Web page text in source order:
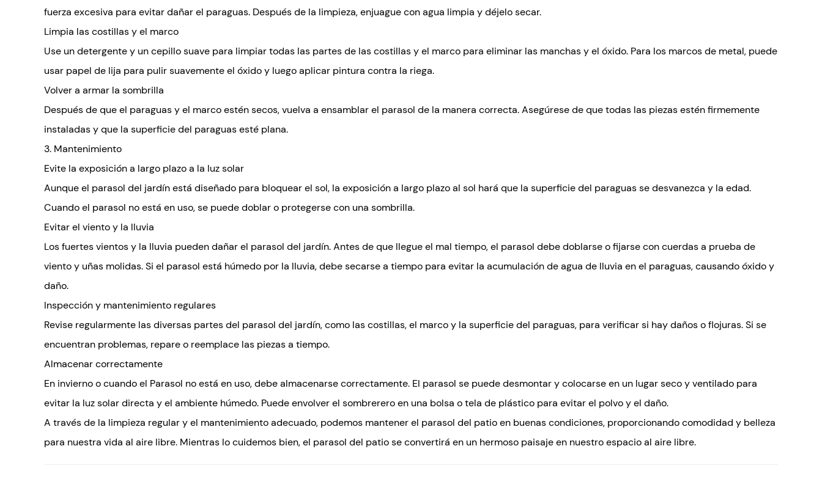
fuerza excesiva para evitar dañar el paraguas. Después de la limpieza, enjuague con agua limpia y déjelo secar.
Limpia las costillas y el marco
Use un detergente y un cepillo suave para limpiar todas las partes de las costillas y el marco para eliminar las manchas y el óxido. Para los marcos de metal, puede
usar papel de lija para pulir suavemente el óxido y luego aplicar pintura contra la riega.
Volver a armar la sombrilla
Después de que el paraguas y el marco estén secos, vuelva a ensamblar el parasol de la manera correcta. Asegúrese de que todas las piezas estén firmemente
instaladas y que la superficie del paraguas esté plana.
3. Mantenimiento
Evite la exposición a largo plazo a la luz solar
Aunque el parasol del jardín está diseñado para bloquear el sol, la exposición a largo plazo al sol hará que la superficie del paraguas se desvanezca y la edad.
Cuando el parasol no está en uso, se puede doblar o protegerse con una sombrilla.
Evitar el viento y la lluvia
Los fuertes vientos y la lluvia pueden dañar el parasol del jardín. Antes de que llegue el mal tiempo, el parasol debe doblarse o fijarse con cuerdas a prueba de
viento y uñas molidas. Si el parasol está húmedo por la lluvia, debe secarse a tiempo para evitar la acumulación de agua de lluvia en el paraguas, causando óxido y
daño.
Inspección y mantenimiento regulares
Revise regularmente las diversas partes del parasol del jardín, como las costillas, el marco y la superficie del paraguas, para verificar si hay daños o flojuras. Si se
encuentran problemas, repare o reemplace las piezas a tiempo.
Almacenar correctamente
En invierno o cuando el Parasol no está en uso, debe almacenarse correctamente. El parasol se puede desmontar y colocarse en un lugar seco y ventilado para
evitar la luz solar directa y el ambiente húmedo. Puede envolver el sombrerero en una bolsa o tela de plástico para evitar el polvo y el daño.
A través de la limpieza regular y el mantenimiento adecuado, podemos mantener el parasol del patio en buenas condiciones, proporcionando comodidad y belleza
para nuestra vida al aire libre. Mientras lo cuidemos bien, el parasol del patio se convertirá en un hermoso paisaje en nuestro espacio al aire libre.